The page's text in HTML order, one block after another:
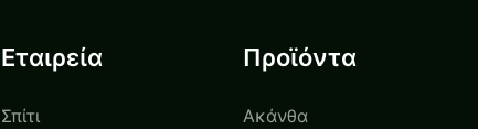
Εταιρεία
Σπίτι
Προϊόντα
Ακάνθα